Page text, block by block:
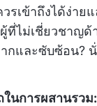
เข้าถึงได้ง่ายแ
ที่ไม่เชี่ยวชาญด้
ากและซับซ้อน?
นการผสานรวม: